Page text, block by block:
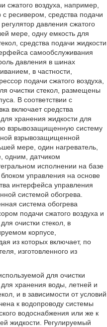
сжатого воздуха, например,
ресивером, средства подачи
давления сжатого
мере, одну емкость для
средства подачи жидкости
самообслуживания
давления в шинах
в частности,
подачи сжатого воздуха,
очистки стекол, размещены
В соответствии с
включает средства
хранения жидкости для
взрывозащищенную систему
взрывозащищенной
мере, один нагреватель,
одним, датчиком
исполнении на базе
управления на основе
интерфейса управления
системой обогрева.
система обогрева
подачи сжатого воздуха и
очистки стекол, в
корпусе,
из которых включает, по
изготовленного из
для очистки
хранения воды, летней и
и в зависимости от условий
к водопроводу системы
водоснабжения или же к
жидкости. Регулируемый